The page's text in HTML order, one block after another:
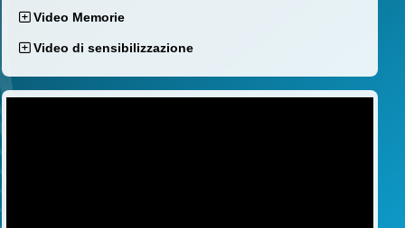
Video Memorie
Video di sensibilizzazione